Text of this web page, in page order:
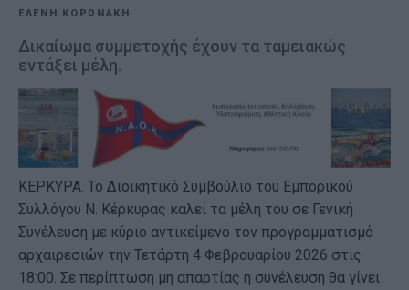
ΕΛΕΝΗ ΚΟΡΩΝΑΚΗ
Δικαίωμα συμμετοχής έχουν τα ταμειακώς
εντάξει μέλη.
ΚΕΡΚΥΡΑ. Το Διοικητικό Συμβούλιο του Εμπορικού
Συλλόγου Ν. Κέρκυρας καλεί τα μέλη του σε Γενική
Συνέλευση με κύριο αντικείμενο τον προγραμματισμό
αρχαιρεσιών την Τετάρτη 4 Φεβρουαρίου 2026 στις
18:00. Σε περίπτωση μη απαρτίας η συνέλευση θα γίνει